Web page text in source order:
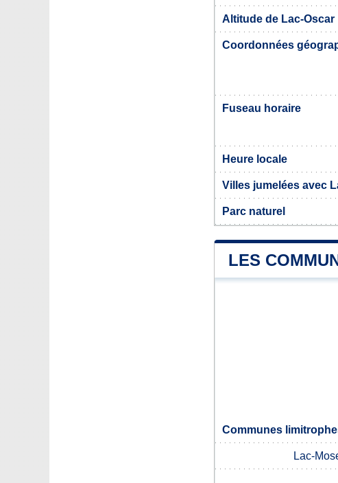
Altitude de Lac-Oscar
Coordonnées
Fuseau horaire
Heure locale
Villes jumelées avec
Parc naturel
LES
Communes
Lac-